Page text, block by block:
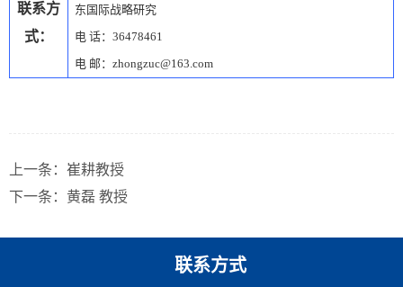
联系方
式：
东国际战略研究
电 话： 36478461
电 邮： zhongzuc@163.com
上一条： 崔耕教授
下一条： 黄磊 教授
联系方式